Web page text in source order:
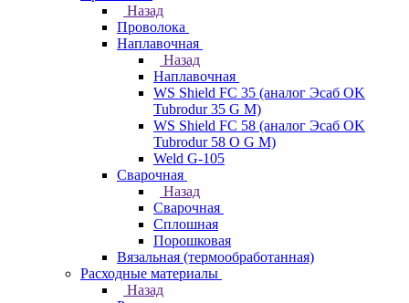
Назад
Проволока
Наплавочная
Назад
Наплавочная
WS Shield FC 35 (аналог Эсаб OK
Tubrodur 35 G M)
WS Shield FC 58 (аналог Эсаб OK
Tubrodur 58 O G M)
Weld G-105
Сварочная
Назад
Сварочная
Сплошная
Порошковая
Вязальная (термообработанная)
Расходные материалы
Назад